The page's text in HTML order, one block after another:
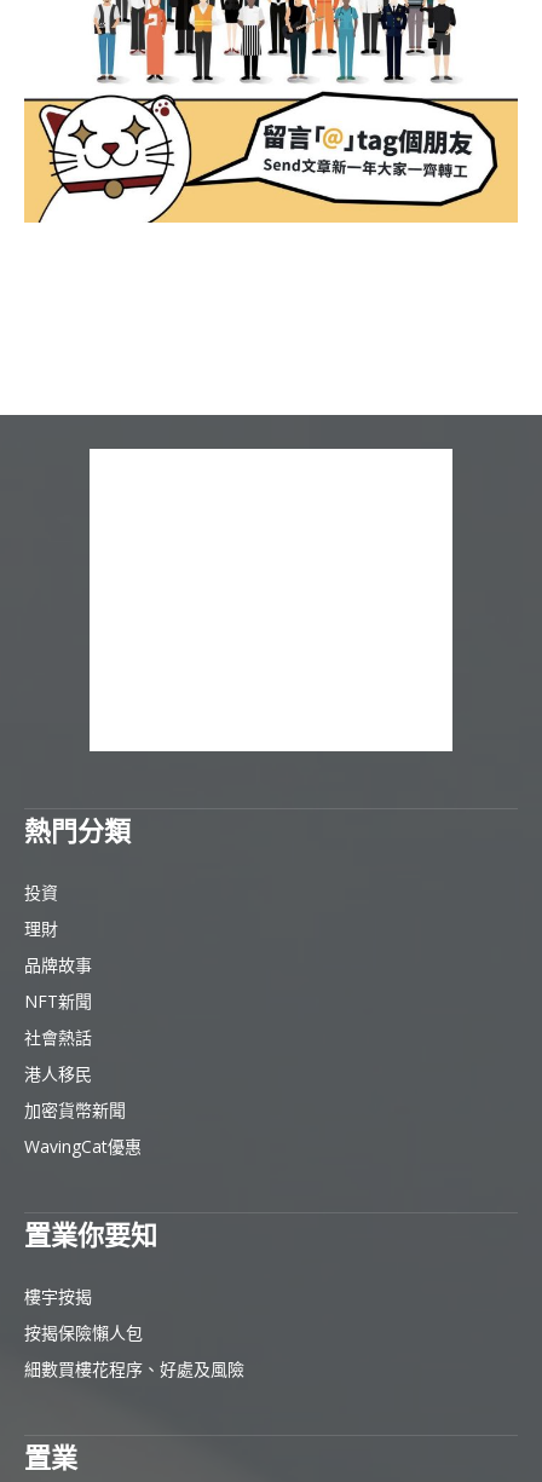
熱門分類
投資
理財
品牌故事
NFT新聞
社會熱話
港人移民
加密貨幣新聞
WavingCat優惠
置業你要知
樓宇按揭
按揭保險懶人包
細數買樓花程序、好處及風險
置業